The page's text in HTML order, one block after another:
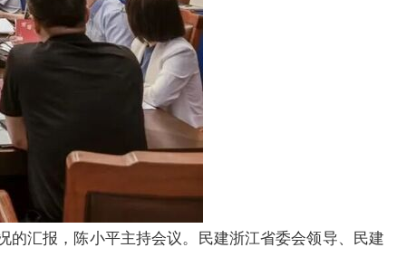
的汇报， 陈小平主持会议。民建浙江省委会领导、民建